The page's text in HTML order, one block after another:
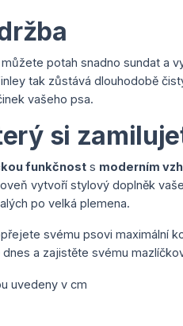
můžete potah snadno sundat a
tak zůstává dlouhodobě
vašeho psa.
si
funkčnost s moderním
vytvoří stylový doplněk
po velká plemena.
svému psovi maximální
a zajistěte svému
uvedeny v cm